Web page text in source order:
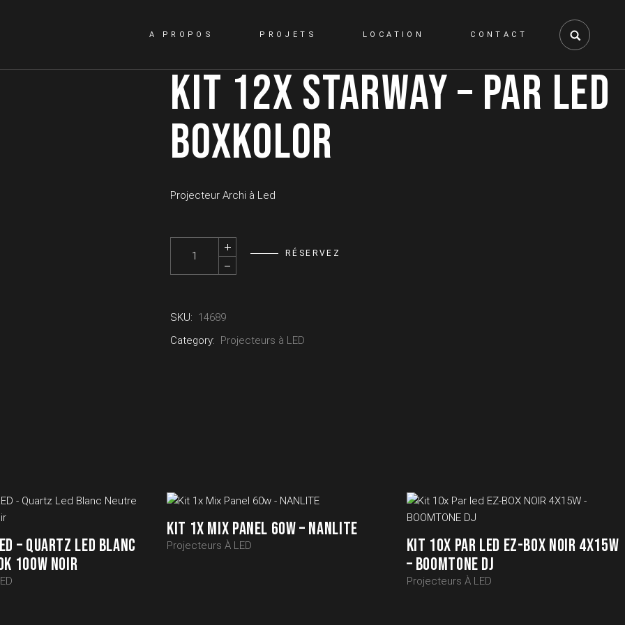
A PROPOS PROJETS LOCATION CONTACT
KIT 12X STARWAY – PAR LED
BOXKOLOR
Projecteur Archi à Led
Kit 12x STARWAY - Par led BoxKolor quantity
RÉSERVEZ
SKU: 14689
Category: Projecteurs à LED
– QUARTZ LED BLANC
100W NOIR
KIT 1X MIX PANEL 60W – NANLITE
Projecteurs À LED
KIT 10X PAR LED EZ-BOX NOIR 4X15W
– BOOMTONE DJ
Projecteurs À LED